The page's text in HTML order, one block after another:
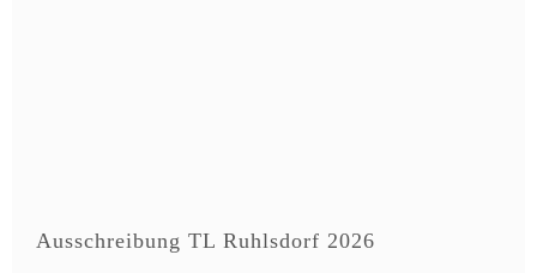
Ausschreibung TL Ruhlsdorf 2026